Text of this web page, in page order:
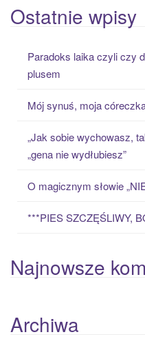
a
r
Ostatnie wpisy
Paradoks laika czyli czy
plusem
Mój synuś, moja
„Jak sobie wychowasz,
„gena nie wydłubiesz”
O magicznym słowie
***PIES SZCZĘŚLIWY,
Najnowsze
Archiwa